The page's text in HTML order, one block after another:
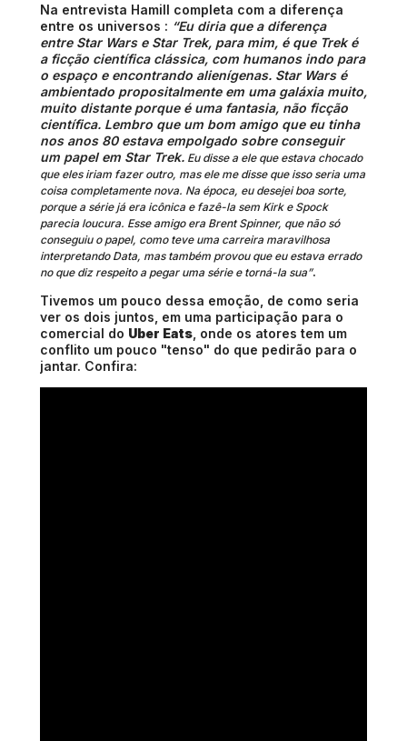
Na entrevista Hamill completa com a diferença
entre os universos : “Eu diria que a diferença
entre Star Wars e Star Trek, para mim, é que Trek é
a ficção científica clássica, com humanos indo para
o espaço e encontrando alienígenas. Star Wars é
ambientado propositalmente em uma galáxia muito,
muito distante porque é uma fantasia, não ficção
científica. Lembro que um bom amigo que eu tinha
nos anos 80 estava empolgado sobre conseguir
um papel em Star Trek. Eu disse a ele que estava chocado
que eles iriam fazer outro, mas ele me disse que isso seria uma
coisa completamente nova. Na época, eu desejei boa sorte,
porque a série já era icônica e fazê-la sem Kirk e Spock
parecia loucura. Esse amigo era Brent Spinner, que não só
conseguiu o papel, como teve uma carreira maravilhosa
interpretando Data, mas também provou que eu estava errado
no que diz respeito a pegar uma série e torná-la sua”.
Tivemos um pouco dessa emoção, de como seria
ver os dois juntos, em uma participação para o
comercial do Uber Eats , onde os atores tem um
conflito um pouco "tenso" do que pedirão para o
jantar. Confira: